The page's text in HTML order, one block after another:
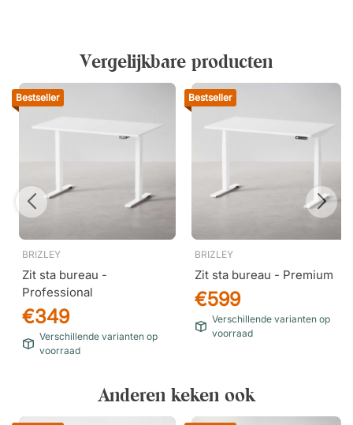
Vergelijkbare producten
Bestseller
BRIZLEY
Zit sta bureau -
Professional
€349
Verschillende varianten op
voorraad
Bestseller
BRIZLEY
Zit sta bureau - Premium
€599
Verschillende varianten op
voorraad
Anderen keken ook